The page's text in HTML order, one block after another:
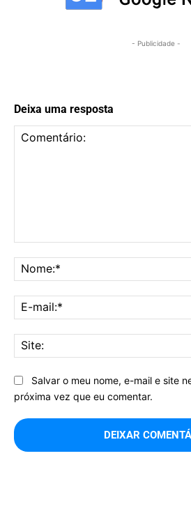
- Publicidade -
Deixa uma resposta
Salvar o meu nome, e-mail e site
próxima vez que eu comentar.